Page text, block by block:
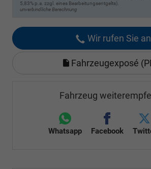
5,83% p.a. zzgl. eines Bearbeitungsentgelts).
unverbindliche Berechnung
Wir rufen Sie an
Fahrzeugexposé
Fahrzeug
Whatsapp Facebook